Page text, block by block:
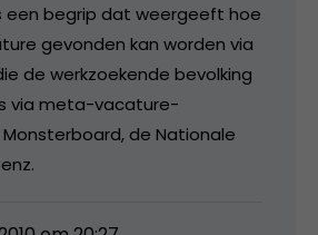
een begrip dat weergeeft hoe
gevonden kan worden via
de werkzoekende bevolking
via meta-vacature-
de Nationale